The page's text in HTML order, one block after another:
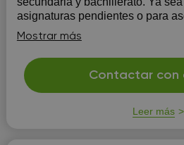
asignaturas pendientes o para
Mostrar más
Contactar con
Leer más